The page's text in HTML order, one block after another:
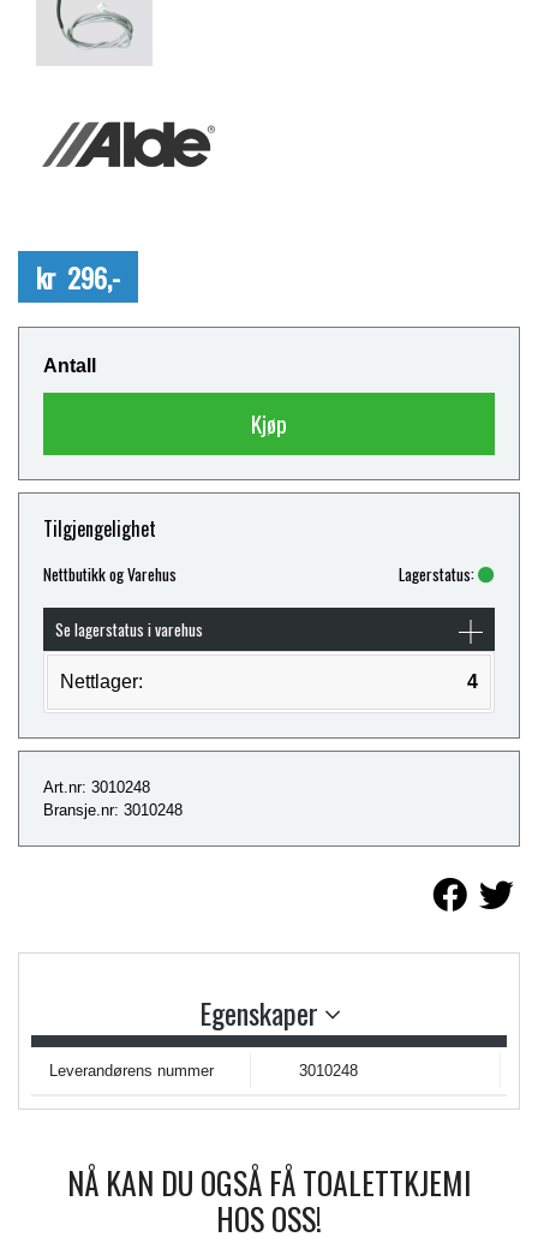
kr 296,-
Antall
Kjøp
Tilgjengelighet
Nettbutikk og Varehus Lagerstatus:
Se lagerstatus i varehus
Nettlager: 4
Art.nr: 3010248
Bransje.nr: 3010248
Egenskaper
Leverandørens nummer 3010248
NÅ KAN DU OGSÅ FÅ TOALETTKJEMI
HOS OSS!